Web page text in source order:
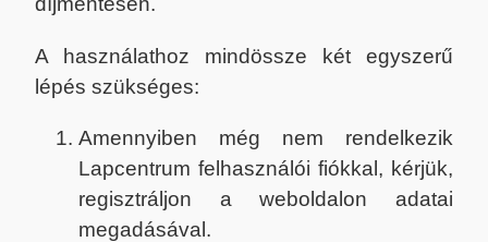
A használathoz mindössze két egyszerű
lépés szükséges:
Amennyiben még nem rendelkezik
Lapcentrum felhasználói fiókkal, kérjük,
regisztráljon a weboldalon adatai
megadásával.